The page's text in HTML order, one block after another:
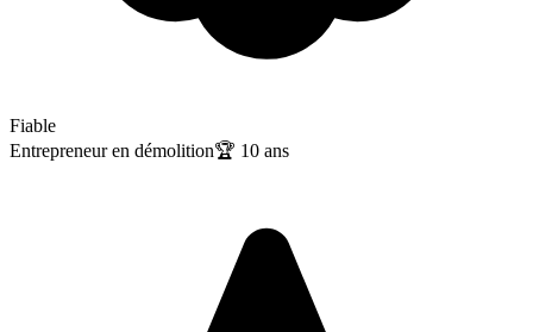
Fiable
Entrepreneur en démolition🏆 10 ans